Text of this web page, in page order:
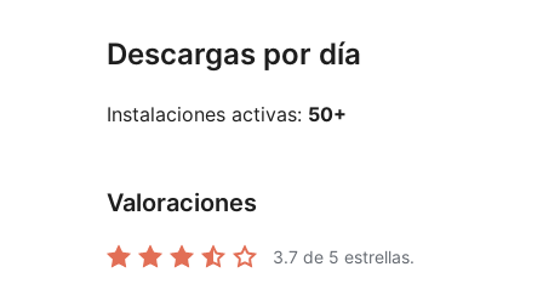
Descargas por día
Instalaciones activas: 50+
Valoraciones
3.7 de 5 estrellas.